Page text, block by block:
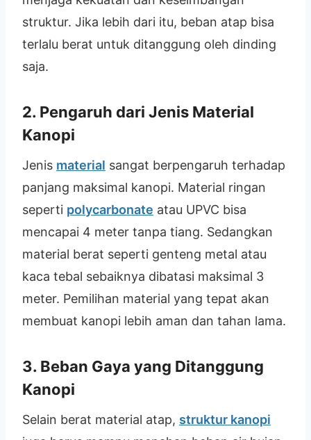
struktur. Jika lebih dari itu, beban atap bisa
terlalu berat untuk ditanggung oleh dinding
saja.
2. Pengaruh dari Jenis Material
Kanopi
Jenis material sangat berpengaruh terhadap
panjang maksimal kanopi. Material ringan
seperti polycarbonate atau UPVC bisa
mencapai 4 meter tanpa tiang. Sedangkan
material berat seperti genteng metal atau
kaca tebal sebaiknya dibatasi maksimal 3
meter. Pemilihan material yang tepat akan
membuat kanopi lebih aman dan tahan lama.
3. Beban Gaya yang Ditanggung
Kanopi
Selain berat material atap, struktur kanopi